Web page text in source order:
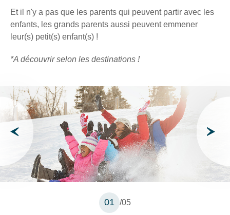
Et il n'y a pas que les parents qui peuvent partir avec les
enfants, les grands parents aussi peuvent emmener
leur(s) petit(s) enfant(s) !
*A découvrir selon les destinations !
01 /05
renseignant
email
vous
acceptez
de
newsletter
VTF.
Vous